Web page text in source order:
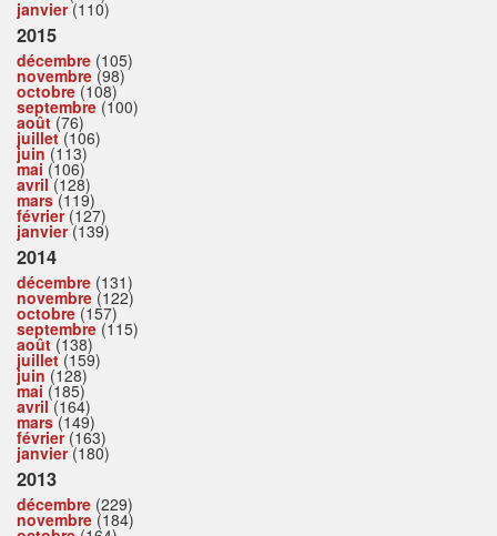
janvier(110)
2015
décembre (105)
novembre (98)
octobre (108)
septembre (100)
août (76)
juillet(106)
juin (113)
mai (106)
avril(128)
mars(119)
février(127)
janvier(139)
2014
décembre (131)
novembre (122)
octobre (157)
septembre (115)
août (138)
juillet(159)
juin (128)
mai (185)
avril(164)
mars(149)
février(163)
janvier(180)
2013
décembre (229)
novembre (184)